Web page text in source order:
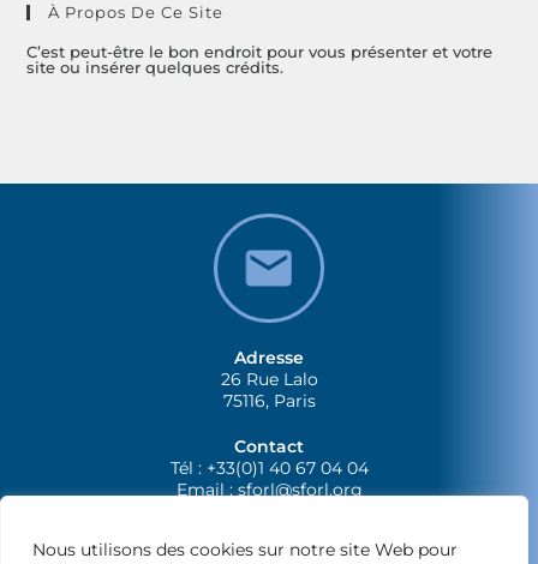
Nous utilisons des cookies sur notre site Web pour
À Propos De Ce Site
C’est peut-être le bon endroit pour vous présenter et votre
site ou insérer quelques crédits.
Adresse
26 Rue Lalo
75116, Paris
Contact
Tél : +33(0)1 40 67 04 04
Email :sforl@sforl.org